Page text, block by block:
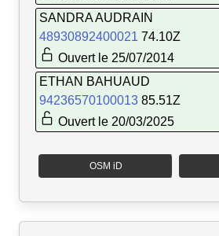
SANDRA AUDRAIN
48930892400021 74.10Z
Ouvert le 25/07/2014
ETHAN BAHUAUD
94236570100013 85.51Z
Ouvert le 20/03/2025
OSM iD